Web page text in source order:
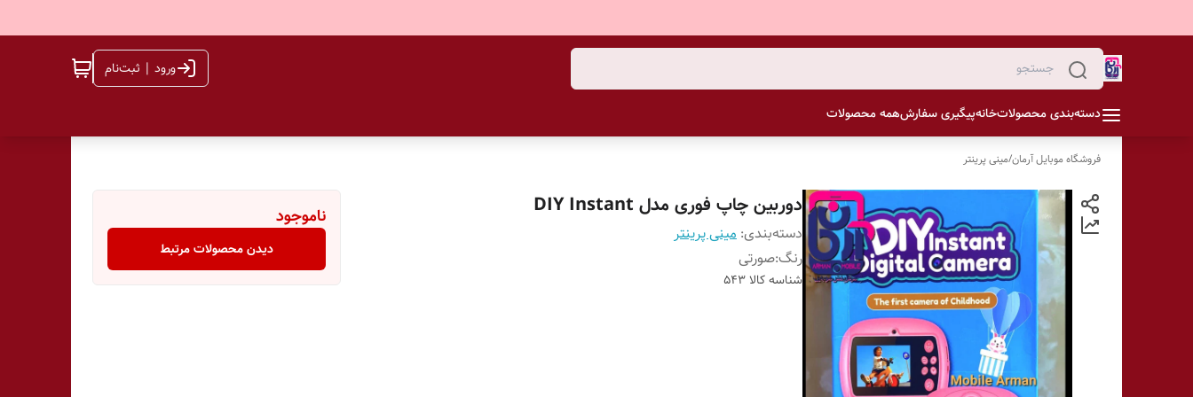
ورود | ثبت‌نام
دسته‌بندی محصولاتخانهپیگیری سفارشهمه محصولات
فروشگاه موبایل آرمان/مینی پرینتر
دوربین چاپ فوری مدل DIY Instant
دسته‌بندی: مینی پرینتر
رنگ:صورتی
شناسه کالا543
ناموجود
دیدن محصولات مرتبط